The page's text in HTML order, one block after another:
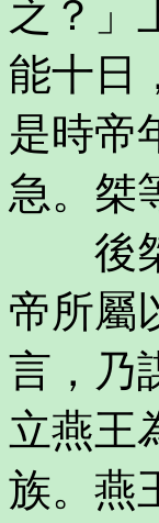
之？」
能十日
是時帝
急。桀
後桀
帝所屬
言，乃
立燕王
族。燕